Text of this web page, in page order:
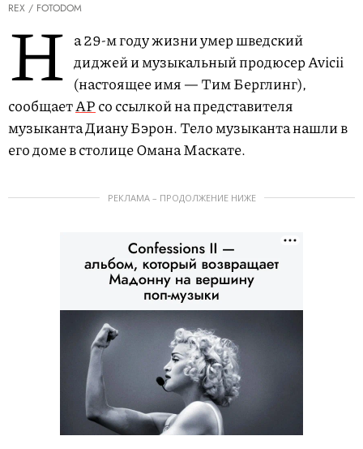
REX / FOTODOM
Н а 29-м году жизни умер шведский
диджей и музыкальный продюсер Avicii
(настоящее имя — Тим Берглинг),
сообщаетAPсо ссылкой на представителя
музыканта Диану Бэрон. Тело музыканта нашли в
его доме в столице Омана Маскате.
РЕКЛАМА – ПРОДОЛЖЕНИЕ НИЖЕ